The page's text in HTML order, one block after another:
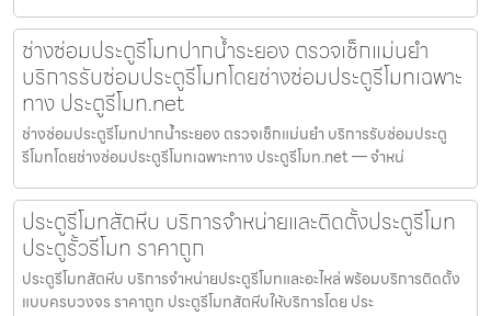
ช่างซ่อมประตูรีโมทปากน้ำระยอง ตรวจเช็กแม่นยำ
บริการรับซ่อมประตูรีโมทโดยช่างซ่อมประตูรีโมทเฉพาะ
ทาง ประตูรีโมท.net
ช่างซ่อมประตูรีโมทปากน้ำระยอง ตรวจเช็กแม่นยำ บริการรับซ่อมประตู
รีโมทโดยช่างซ่อมประตูรีโมทเฉพาะทาง ประตูรีโมท.net — จำหน่
ประตูรีโมทสัตหีบ บริการจำหน่ายและติดตั้งประตูรีโมท
ประตูรั้วรีโมท ราคาถูก
ประตูรีโมทสัตหีบ บริการจำหน่ายประตูรีโมทและอะไหล่ พร้อมบริการติดตั้ง
แบบครบวงจร ราคาถูก ประตูรีโมทสัตหีบให้บริการโดย ประ